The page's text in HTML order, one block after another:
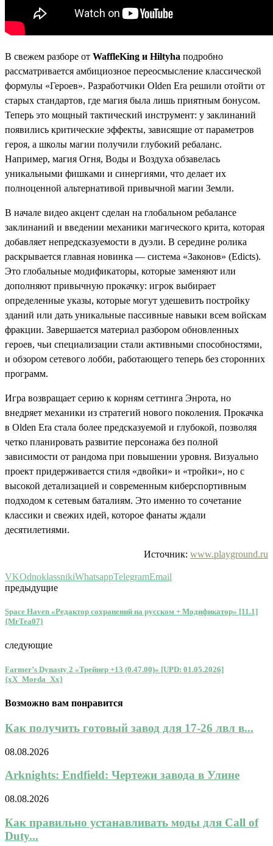
В свежем разборе от WaffleKing и Hiltyha подробно
рассматривается амбициозное переосмысление классической
формулы «Героев». Разработчики Olden Era решили отойти от
старых стандартов, где магия была лишь приятным бонусом.
Теперь это мощный тактический инструмент: у заклинаний
появились критические эффекты, зависящие от параметров
героя, а школы магии получили глубокий ребаланс.
Например, магия Огня, Воды и Воздуха обзавелась
уникальными фишками и синергиями, что делает их
полноценной альтернативой привычной магии Земли.
В начале видео акцент сделан на глобальном ребалансе
заклинаний и введении механики магического крита, которая
добавляет непредсказуемости в дуэли. В середине ролика
раскрывается главная новинка — система «Законов» (Edicts).
Это глобальные модификаторы, которые заменяют или
дополняют привычную прокачку: игрок выбирает
определенные указы, которые могут удешевить постройку
зданий или дать уникальные пассивные навыки всем войскам
фракции. Завершается материал разбором обновленных
героев, чьи специализации стали активными способностями,
и обзором сетевого лобби, работающего теперь без сторонних
программ.
Игра возвращает серию к корням сеттинга Энрота, но
внедряет механики из стратегий нового поколения. Прокачка
в Olden Era стала более предсказуемой и глубокой, позволяя
четко планировать развитие персонажа без полной
зависимости от рандома при повышении уровня. Визуально
проект придерживается стиля «двойки» и «тройки», но с
высокой детализацией и современным киберспортивным
подходом к сетевым баталиям. Это именно то сочетание
классики и свежих идей, которое фанаты ждали
десятилетиями.
Источник: www.playground.ru
VKOdnoklassnikiWhatsappTelegramEmail
предыдущие
Space Haven «Редактор сохранений на русском + Модификатор» [11.1]
{MrTea07}
следующие
Farmer’s Dynasty 2 «Трейнер +13 (0.47.00)» [UPD: 01.05.2026]
{xX_Morda_Xx}
Возможно вам понравится
Как получить готовый завод для 17-26 лвл в...
08.08.2026
Arknights: Endfield: Чертежи завода в Улине
08.08.2026
Как правильно устанавливать моды для Call of
Duty...